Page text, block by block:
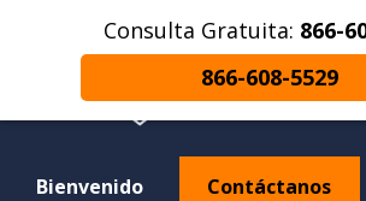
Consulta Gratuita: 866-
866-608-5529
Bienvenido Contáctanos